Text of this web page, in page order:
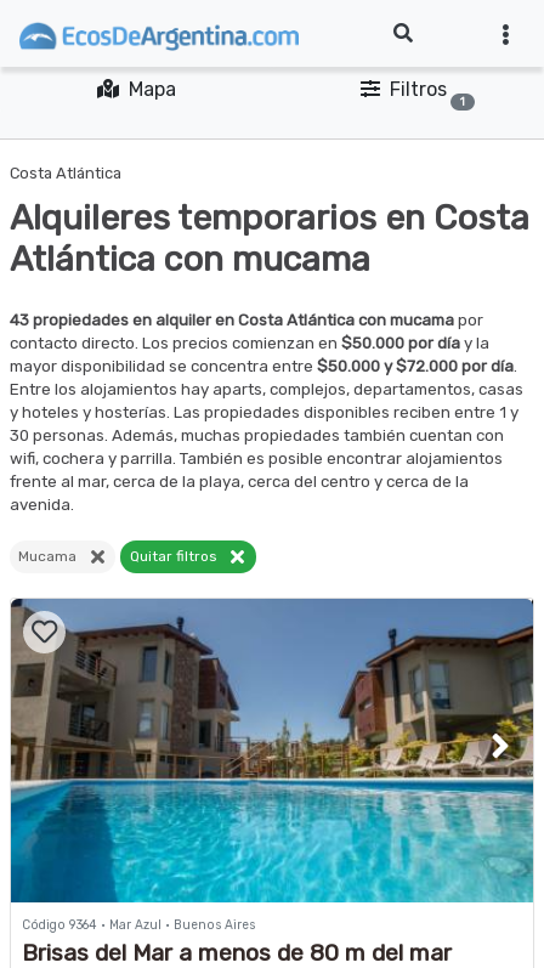
Mapa Filtros
1
Costa Atlántica
Alquileres temporarios en Costa
Atlántica con mucama
43 propiedades en alquiler en Costa Atlántica con mucama por
contacto directo. Los precios comienzan en $50.000 por día y la
mayor disponibilidad se concentra entre $50.000 y $72.000 por día.
Entre los alojamientos hay aparts, complejos, departamentos, casas
y hoteles y hosterías. Las propiedades disponibles reciben entre 1 y
30 personas. Además, muchas propiedades también cuentan con
wifi, cochera y parrilla. También es posible encontrar alojamientos
frente al mar, cerca de la playa, cerca del centro y cerca de la
avenida.
Mucama Quitar filtros
Código 9364 · Mar Azul · Buenos Aires
Brisas del Mar a menos de 80 m del mar